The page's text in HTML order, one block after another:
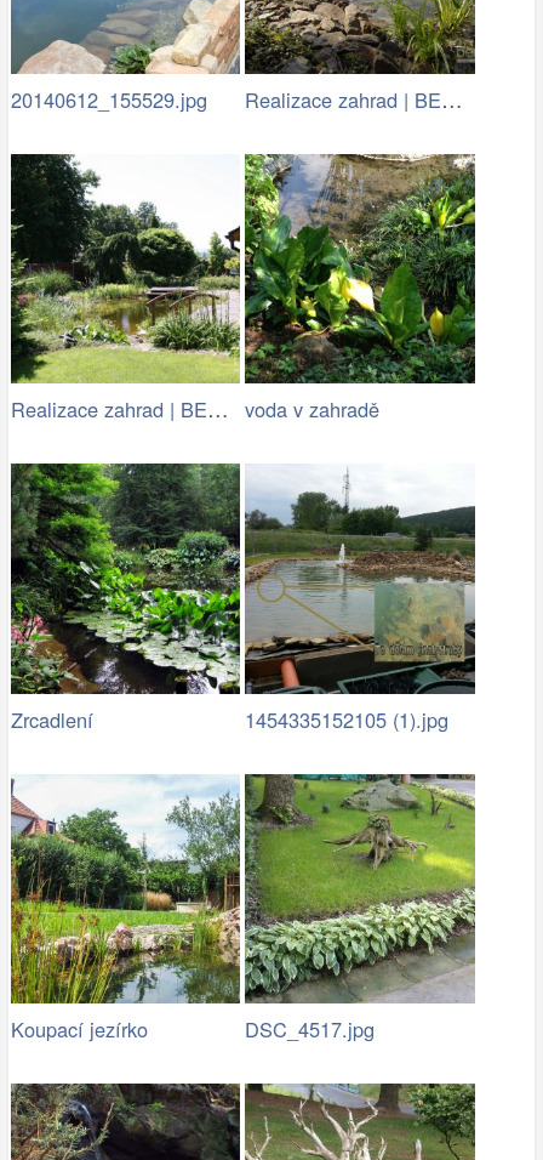
20140612_155529.jpg Realizace zahrad | BENED - zahradní…
Realizace zahrad | BENED - zahradní… voda v zahradě
Zrcadlení 1454335152105 (1).jpg
Koupací jezírko DSC_4517.jpg